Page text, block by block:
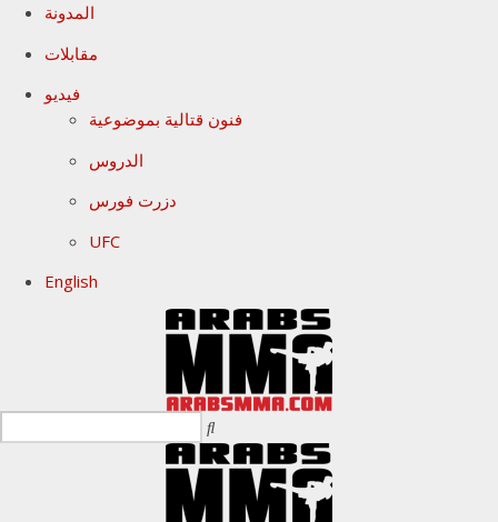
المدونة
مقابلات
فيديو
فنون قتالية بموضوعية
الدروس
دزرت فورس
UFC
English